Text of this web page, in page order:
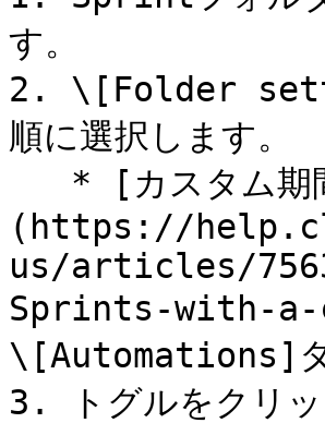
す。
2. \[Folder
順に選択します。
(https://
us/articles/
Sprints-with-a-
\[Automations]タ
3. トグルをクリ